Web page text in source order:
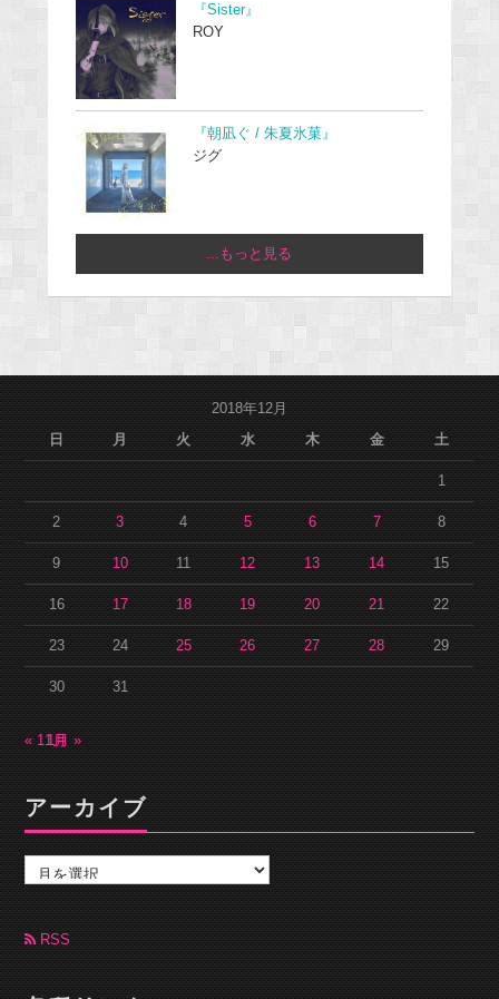
『Sister』
ROY
『朝凪ぐ / 朱夏氷菓』
ジグ
...もっと見る
2018年12月
日
月 火 水 木 金 土
1
2 3 4 5 6 7 8
9 10 11 12 13 14 15
16 17 18 19 20 21 22
23 24 25 26 27 28 29
30 31
« 11月1月 »
アーカイブ
カ
ブ RSS